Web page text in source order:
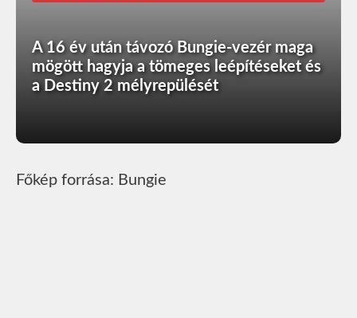
A 16 év után távozó Bungie-vezér maga
mögött hagyja a tömeges leépítéseket és
a Destiny 2 mélyrepülését
Főkép forrása: Bungie